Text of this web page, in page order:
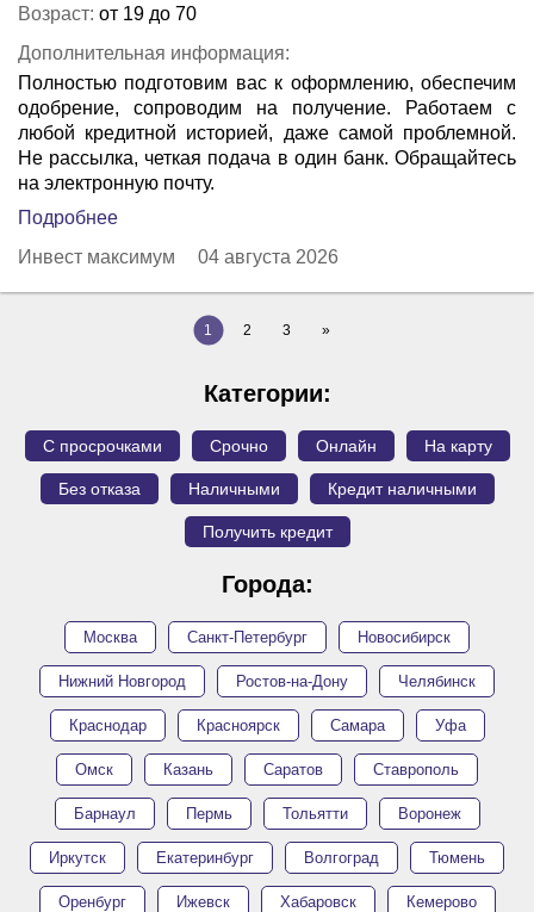
Возраст: от 19 до 70
Дополнительная информация:
Полностью подготовим вас к оформлению, обеспечим
одобрение, сопроводим на получение. Работаем с
любой кредитной историей, даже самой проблемной.
Не рассылка, четкая подача в один банк. Обращайтесь
на электронную почту.
Подробнее
Инвест максимум
04 августа 2026
1 2 3 »
Категории:
С просрочками Срочно Онлайн На карту
Без отказа Наличными Кредит наличными
Получить кредит
Города:
Москва Санкт-Петербург Новосибирск
Нижний Новгород Ростов-на-Дону Челябинск
Краснодар Красноярск Самара Уфа
Омск Казань Саратов Ставрополь
Барнаул Пермь Тольятти Воронеж
Иркутск Екатеринбург Волгоград Тюмень
Оренбург Ижевск Хабаровск Кемерово